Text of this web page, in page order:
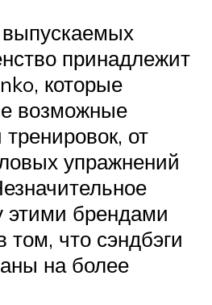
выпускаемых
принадлежит
которые
возможные
от
упражнений
этими брендами
том, что сэндбэги
на более